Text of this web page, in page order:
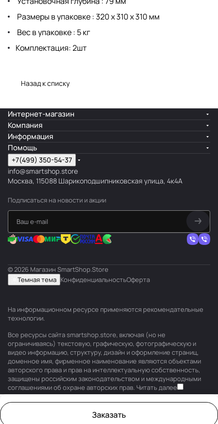
Размеры в упаковке : 320 х 310 х 310 мм
Вес в упаковке : 5 кг
Комплектация: 2шт
Назад к списку
Заказать
Интернет-магазин
Компания
Информация
Помощь
+7(499) 350-54-37
info@smartshop.store
Москва, 115088 Шарикоподшипниковская улица, 4к4А
Подписаться на новости и акции
© 2026 Магазин SmartShop.Store
Темная тема КонфиденциальностьОферта
На информационном ресурсе применяются рекомендательные
технологии.
Все ресурсы сайта smartshop.store, включая (но не
ограничиваясь) текстовую, графическую, фотографическую и
видео информацию, структуру, дизайн и оформление страниц,
доменное имя, фирменное наименование являются объектами
авторского права и прав на интеллектуальную собственность,
защищены российским законодательством и международными
соглашениями об охране авторских прав. Читать далее